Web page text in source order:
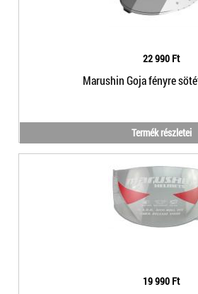
22 990 Ft
Marushin Goja fényre
Termék részletei
19 990 Ft